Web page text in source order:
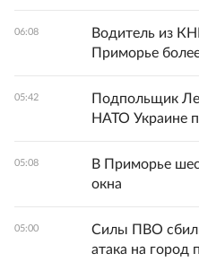
06:08
Водитель из
Приморье
05:42
Подпольщик
НАТО Украине
05:08
В Приморье
окна
05:00
Силы ПВО
атака на город